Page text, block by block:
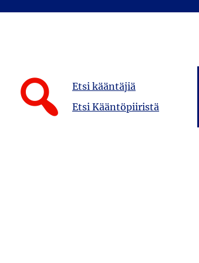
Etsi kääntäjiä
Etsi Kääntöpiiristä